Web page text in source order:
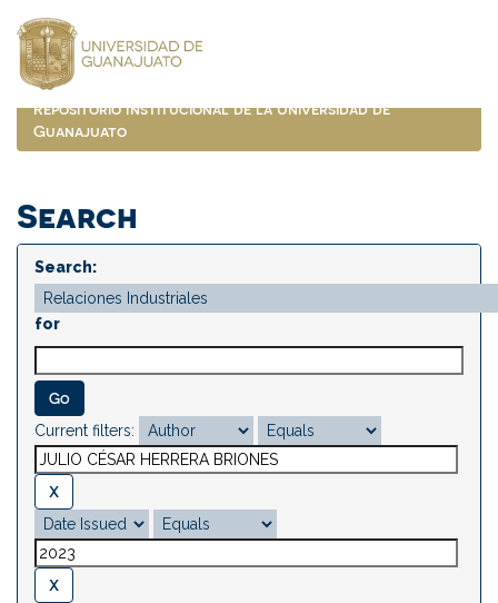
navigation
Repositorio Institucional de la Universidad de
Guanajuato
Search
Search:
for
Current filters: